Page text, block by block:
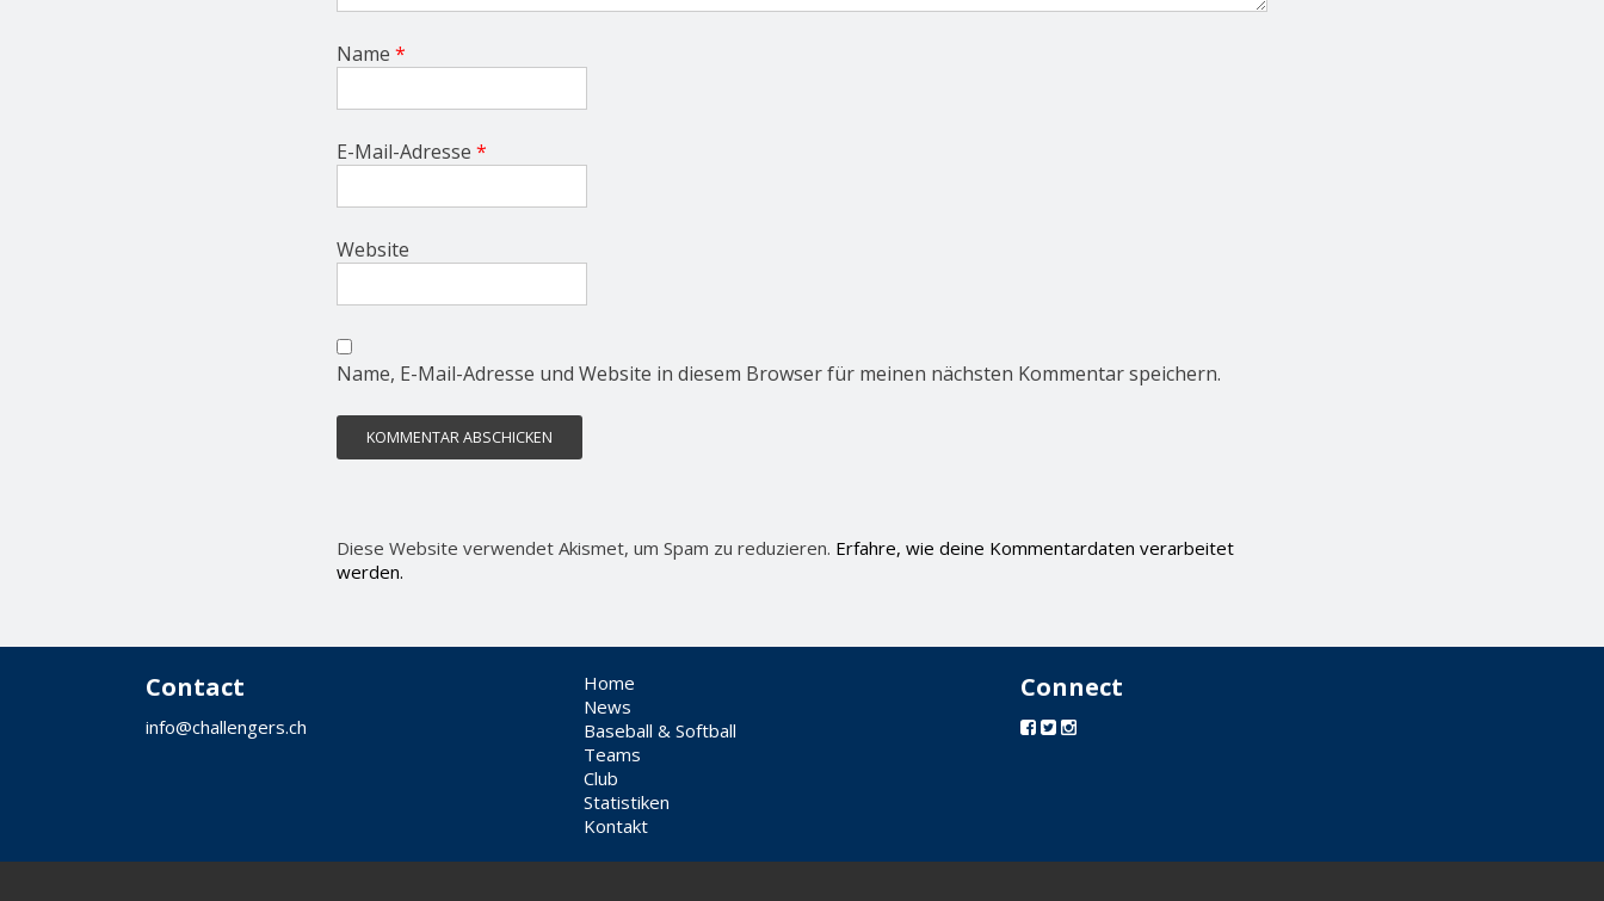
Name *
E-Mail-Adresse *
Website
Name, E-Mail-Adresse und Website in diesem Browser für meinen nächsten Kommentar speichern.
Diese Website verwendet Akismet, um Spam zu reduzieren. Erfahre, wie deine Kommentardaten verarbeitet
werden.
Contact
info@challengers.ch
Home
News
Baseball & Softball
Teams
Club
Statistiken
Kontakt
Connect